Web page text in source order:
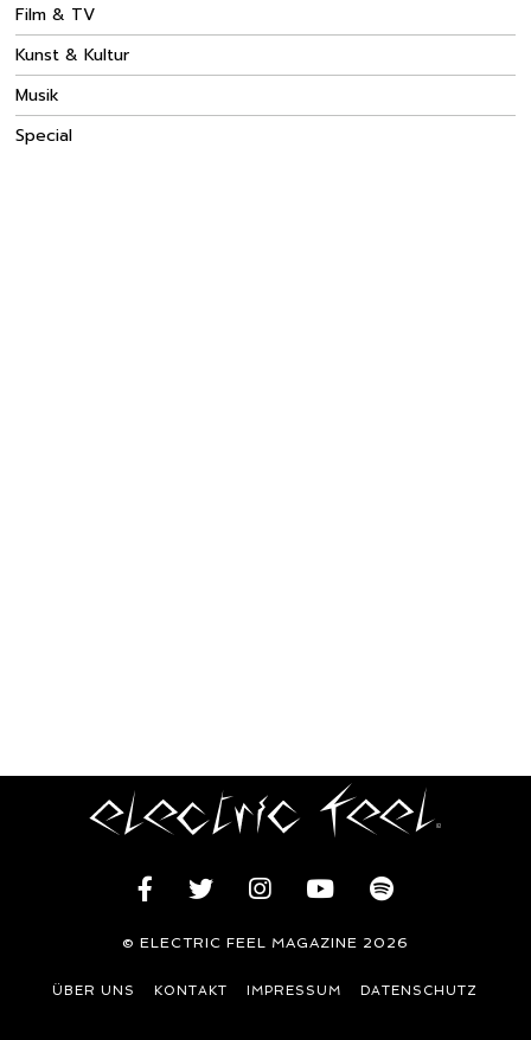
Film & TV
Kunst & Kultur
Musik
Special
© ELECTRIC FEEL MAGAZINE 2026
ÜBER UNS KONTAKT IMPRESSUM DATENSCHUTZ